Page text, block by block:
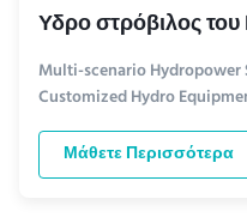
Υδρο στρόβιλος του
Multi-scenario
Customized Hydro
Μάθετε Περισσότερα